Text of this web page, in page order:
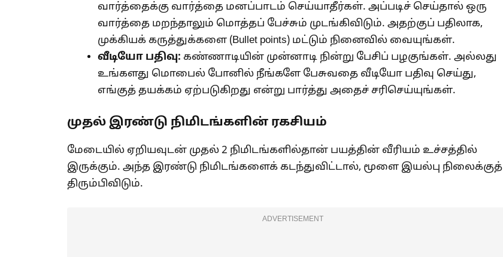
வார்த்தைக்கு வார்த்தை மனப்பாடம் செய்யாதீர்கள். அப்படிச் செய்தால் ஒரு
வார்த்தை மறந்தாலும் மொத்தப் பேச்சும் முடங்கிவிடும். அதற்குப் பதிலாக,
முக்கியக் கருத்துக்களை (Bullet points) மட்டும் நினைவில் வையுங்கள்.
வீடியோ பதிவு: கண்ணாடியின் முன்னாடி நின்று பேசிப் பழகுங்கள். அல்லது
உங்களது மொபைல் போனில் நீங்களே பேசுவதை வீடியோ பதிவு செய்து,
எங்குத் தயக்கம் ஏற்படுகிறது என்று பார்த்து அதைச் சரிசெய்யுங்கள்.
முதல் இரண்டு நிமிடங்களின் ரகசியம்
மேடையில் ஏறியவுடன் முதல் 2 நிமிடங்களில்தான் பயத்தின் வீரியம் உச்சத்தில்
இருக்கும். அந்த இரண்டு நிமிடங்களைக் கடந்துவிட்டால், மூளை இயல்பு நிலைக்குத்
திரும்பிவிடும்.
ADVERTISEMENT